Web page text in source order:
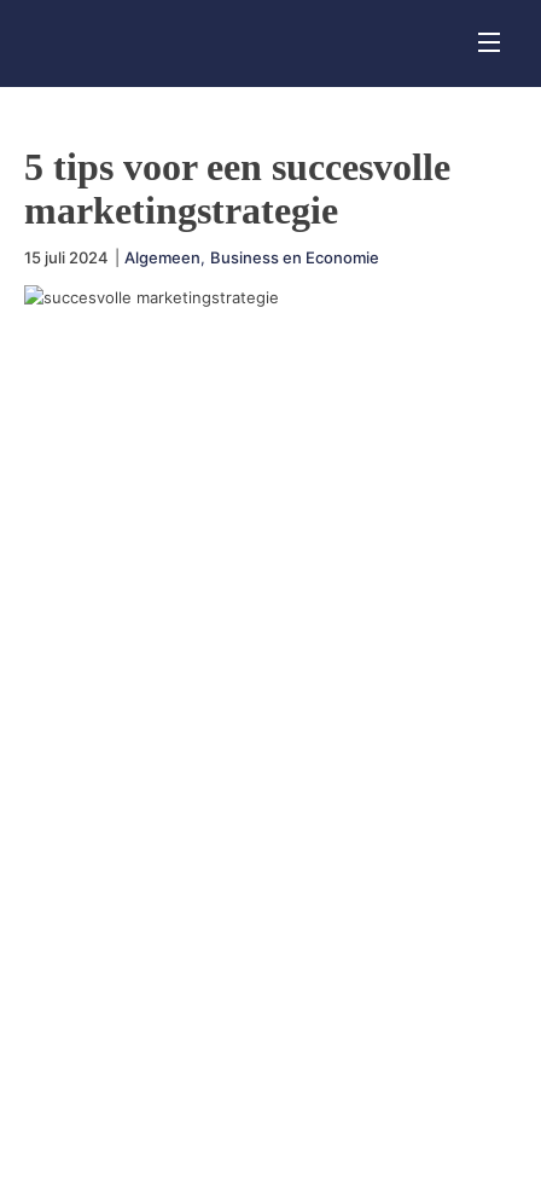
5 tips voor een succesvolle
marketingstrategie
15 juli 2024 Algemeen, Business en Economie